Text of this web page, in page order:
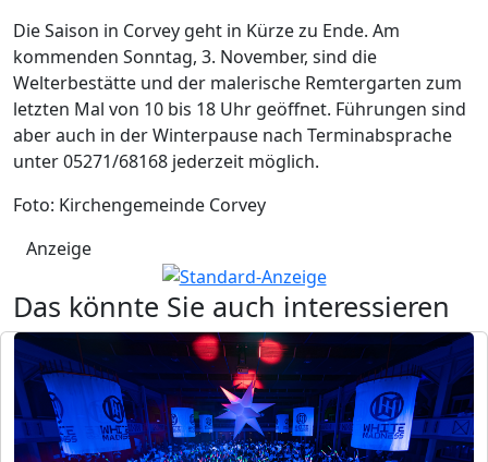
Die Saison in Corvey geht in Kürze zu Ende. Am
kommenden Sonntag, 3. November, sind die
Welterbestätte und der malerische Remtergarten zum
letzten Mal von 10 bis 18 Uhr geöffnet. Führungen sind
aber auch in der Winterpause nach Terminabsprache
unter 05271/68168 jederzeit möglich.
Foto: Kirchengemeinde Corvey
Anzeige
Das könnte Sie auch interessieren